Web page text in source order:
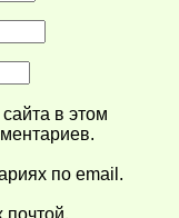
в этом
по email.
почтой.